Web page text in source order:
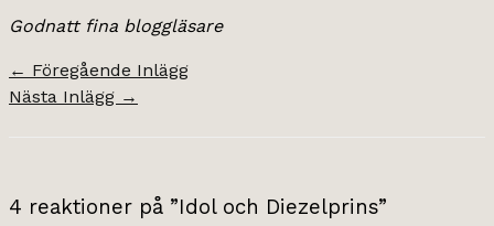
Godnatt fina bloggläsare
← Föregående Inlägg
Nästa Inlägg →
4 reaktioner på ”Idol och Diezelprins”